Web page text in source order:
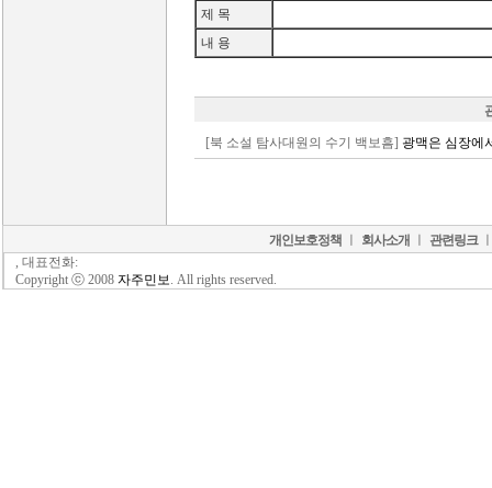
제 목
내 용
[북 소설 탐사대원의 수기 백보흠] 광맥은 심장에
개인보호정책 회사소개 관련링크
, 대표전화:
Copyright ⓒ 2008 자주민보. All rights reserved.